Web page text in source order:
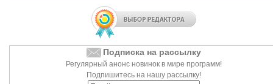
Подписка на рассылку
Регулярный анонс новинок в мире программ!
Подпишитесь на нашу рассылку!